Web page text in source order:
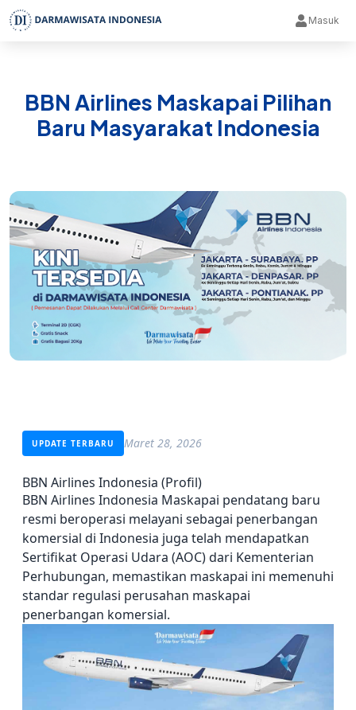
Masuk
BBN Airlines Maskapai Pilihan
Baru Masyarakat Indonesia
UPDATE TERBARU Maret 28, 2026
BBN Airlines Indonesia (Profil)
BBN Airlines Indonesia Maskapai pendatang baru
resmi beroperasi melayani sebagai penerbangan
komersial di Indonesia juga telah mendapatkan
Sertifikat Operasi Udara (AOC) dari Kementerian
Perhubungan, memastikan maskapai ini memenuhi
standar regulasi perusahan maskapai
penerbangan komersial.